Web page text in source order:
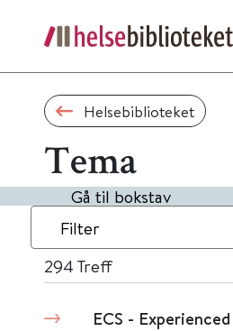
Helsebiblioteket
Tema
Gå til bokstav
Filter
294 Treff
ECS -